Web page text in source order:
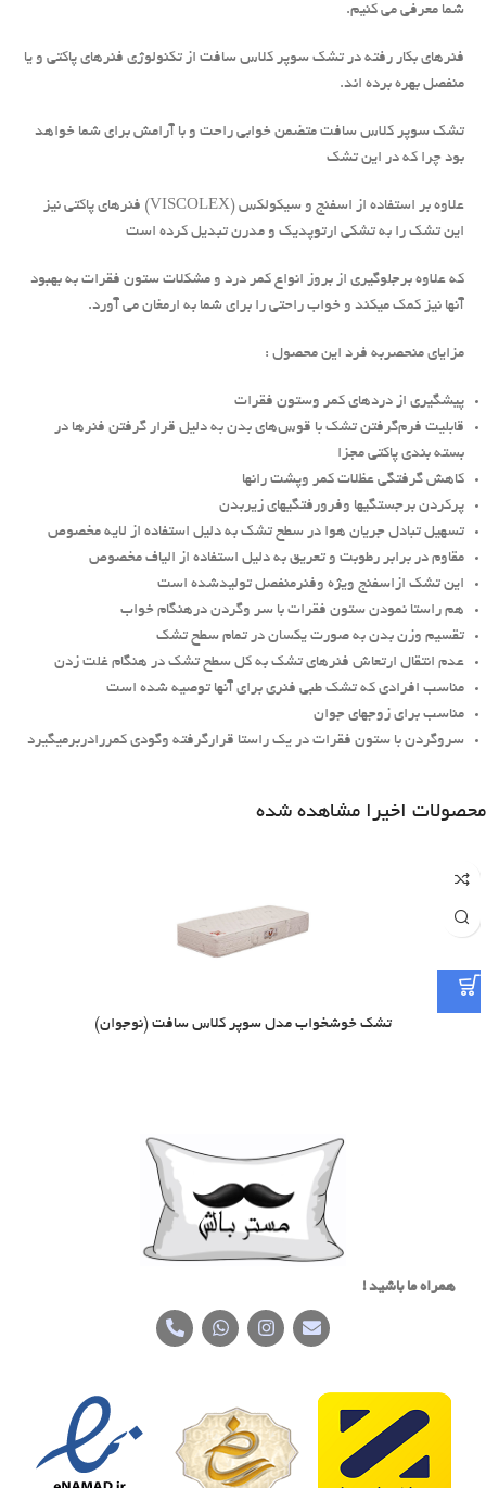
شما معرفی می کنیم.
فنرهای بکار رفته در تشک سوپر کلاس سافت از تکنولوژی فنرهای پاکتی و یا
منفصل بهره برده اند.
تشک سوپر کلاس سافت متضمن خوابی راحت و با آرامش برای شما خواهد
بود چرا که در این تشک
علاوه بر استفاده از اسفنج و سيكولكس (VISCOLEX) فنرهای پاکتی نیز
این تشک را به تشکی ارتوپدیک و مدرن تبدیل کرده است
که علاوه برجلوگیری از بروز انواع کمر درد و مشکلات ستون فقرات به بهبود
آنها نیز کمک میکند و خواب راحتی را برای شما به ارمغان می آورد.
مزایای منحصربه فرد این محصول :
پیشگیری از دردهای کمر وستون فقرات
قابلیت فرم‌گرفتن تشک با قوس‌های بدن به دلیل قرار گرفتن فنرها در
بسته بندی پاکتی مجزا
کاهش گرفتگی عظلات کمر وپشت رانها
پرکردن برجستگیها وفرورفتگیهای زیربدن
تسهیل تبادل جریان هوا در سطح تشک به دلیل استفاده از لایه مخصوص
مقاوم در برابر رطوبت و تعريق به دلیل استفاده از الیاف مخصوص
این تشک ازاسفنج ویژه وفنرمنفصل تولیدشده است
هم راستا نمودن ستون فقرات با سر وگردن درهنگام خواب
تقسیم وزن بدن به صورت یکسان در تمام سطح تشک
عدم انتقال ارتعاش فنرهای تشک به کل سطح تشک در هنگام غلت زدن
مناسب افرادی که تشک طبی فنری برای آنها توصیه شده است
مناسب برای زوجهای جوان
سروگردن با ستون فقرات در یک راستا قرارگرفته وگودی کمررادربرمیگیرد
محصولات اخیرا مشاهده شده
تشک خوشخواب مدل سوپر کلاس سافت (نوجوان)
همراه ما باشید !